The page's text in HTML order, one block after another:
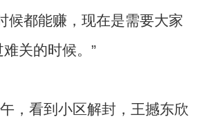
候都能赚，现在是需要大家
关的时候。”
看到小区解封，王撼东欣